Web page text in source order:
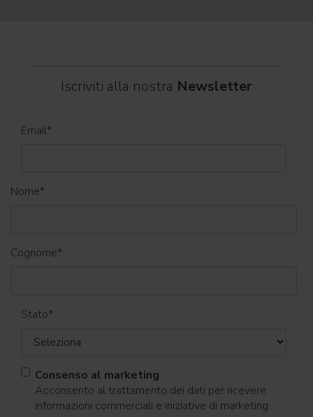
Iscriviti alla nostra Newsletter
Email*
Nome*
Cognome*
Stato*
Consenso al marketing
Acconsento al trattamento dei dati per ricevere
informazioni commerciali e iniziative di marketing.